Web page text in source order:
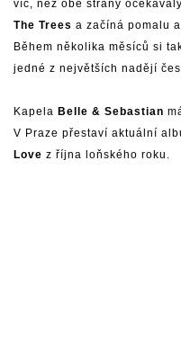
víc, než obě strany
The Trees a začíná pomalu
Během několika měsíců si
jedné z největších nadějí
Kapela Belle & Sebastian
V Praze přestaví aktuální
Love z října loňského roku.